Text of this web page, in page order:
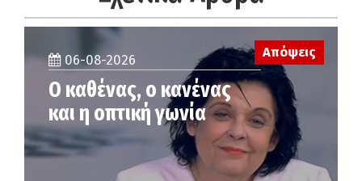
Απόψεις
06-08-2026
Ο καθένας, ο κανένας
και η οπτική γωνία